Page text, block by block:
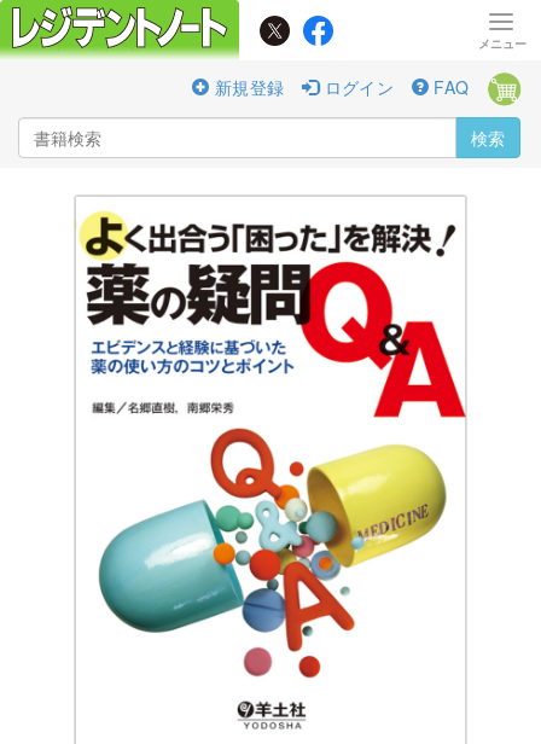
新規登録 ログイン FAQ
検索